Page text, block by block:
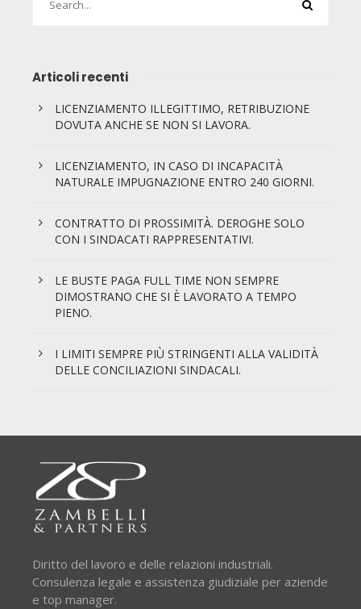
Articoli recenti
LICENZIAMENTO ILLEGITTIMO, RETRIBUZIONE
DOVUTA ANCHE SE NON SI LAVORA.
LICENZIAMENTO, IN CASO DI INCAPACITÀ
NATURALE IMPUGNAZIONE ENTRO 240 GIORNI.
CONTRATTO DI PROSSIMITÀ. DEROGHE SOLO
CON I SINDACATI RAPPRESENTATIVI.
LE BUSTE PAGA FULL TIME NON SEMPRE
DIMOSTRANO CHE SI È LAVORATO A TEMPO
PIENO.
I LIMITI SEMPRE PIÙ STRINGENTI ALLA VALIDITÀ
DELLE CONCILIAZIONI SINDACALI.
Diritto del lavoro e delle relazioni industriali.
Consulenza legale e assistenza giudiziale per aziende
e top manager.